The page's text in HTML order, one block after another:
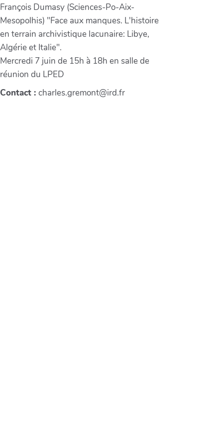
François Dumasy (Sciences-Po-Aix-
Mesopolhis) "Face aux manques. L'histoire
en terrain archivistique lacunaire: Libye,
Algérie et Italie".
Mercredi 7 juin de 15h à 18h en salle de
réunion du LPED
Contact : charles.gremont@ird.fr